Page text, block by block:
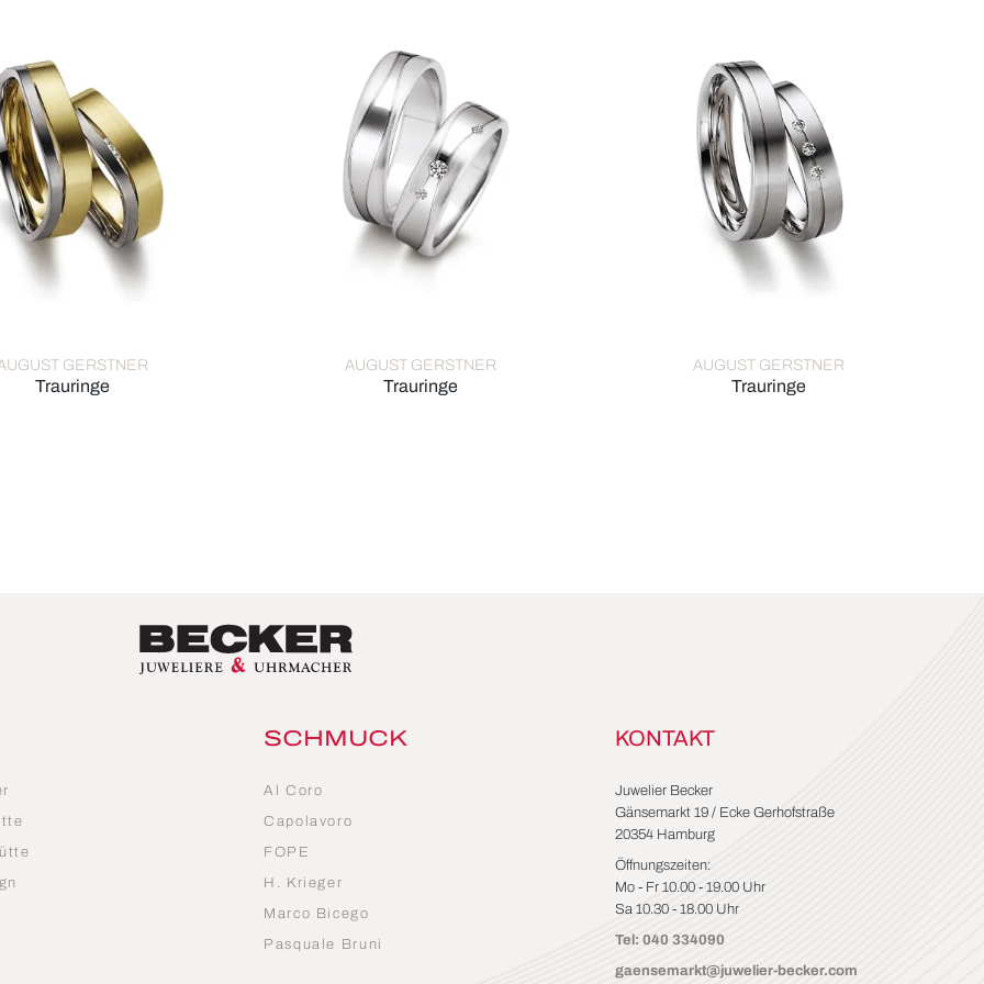
GERSTNER
Trauringe
AUGUST GERSTNER
Trauringe
AUGUST GERSTNER
Trauringe
SCHMUCK
Al Coro
Capolavoro
FOPE
H. Krieger
Marco Bicego
Pasquale Bruni
KONTAKT
Juwelier Becker
Gänsemarkt 19 / Ecke Gerhofstraße
20354 Hamburg
Öffnungszeiten:
Mo - Fr 10.00 - 19.00 Uhr
Sa 10.30 - 18.00 Uhr
Tel: 040 334090
gaensemarkt@juwelier-becker.com